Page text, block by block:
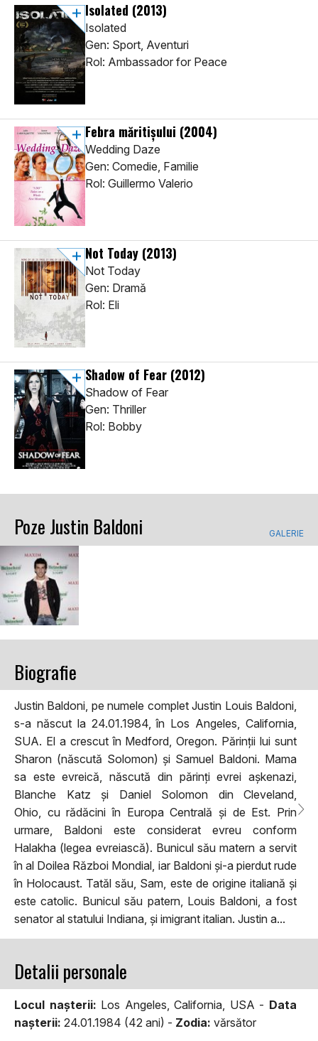
Isolated (2013)
Isolated
Gen: Sport, Aventuri
Rol: Ambassador for Peace
Febra măritișului (2004)
Wedding Daze
Gen: Comedie, Familie
Rol: Guillermo Valerio
Not Today (2013)
Not Today
Gen: Dramă
Rol: Eli
Shadow of Fear (2012)
Shadow of Fear
Gen: Thriller
Rol: Bobby
Poze Justin Baldoni GALERIE
Biografie
Justin Baldoni, pe numele complet Justin Louis Baldoni,
s-a născut la 24.01.1984, în Los Angeles, California,
SUA. El a crescut în Medford, Oregon. Părinții lui sunt
Sharon (născută Solomon) și Samuel Baldoni. Mama
sa este evreică, născută din părinți evrei așkenazi,
Blanche Katz și Daniel Solomon din Cleveland,
Ohio, cu rădăcini în Europa Centrală și de Est. Prin
urmare, Baldoni este considerat evreu conform
Halakha (legea evreiască). Bunicul său matern a servit
în al Doilea Război Mondial, iar Baldoni și-a pierdut rude
în Holocaust. Tatăl său, Sam, este de origine italiană și
este catolic. Bunicul său patern, Louis Baldoni, a fost
senator al statului Indiana, și imigrant italian. Justin a...
Detalii personale
Locul naşterii: Los Angeles, California, USA - Data
naşterii: 24.01.1984 (42 ani) - Zodia: vărsător